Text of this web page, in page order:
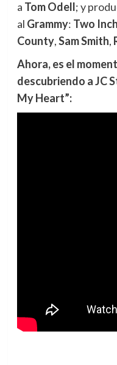
a Tom Odell;y
al Grammy: Two
County,Sam Smith,
Ahora, es el
descubriendo a JC
My Heart”: